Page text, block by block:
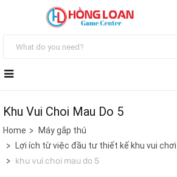
Khu Vui Choi Mau Do 5
Home
Máy gắp thú
Lợi ích từ việc đầu tư thiết kế khu vui
khu vui choi mau do 5